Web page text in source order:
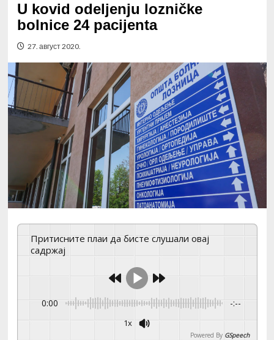
U kovid odeljenju lozničke
bolnice 24 pacijenta
27. август 2020.
Притисните плаи да бисте слушали овај
садржај
0:00 -:--
1x
Powered By GSpeech